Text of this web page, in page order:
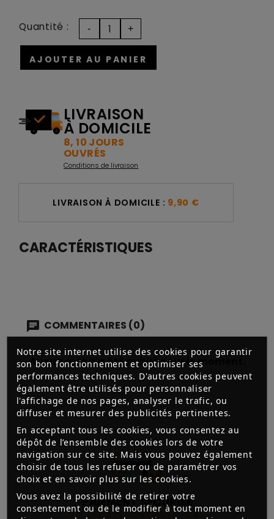
Notre site internet utilise des cookies pour garantir
son bon fonctionnement et optimiser ses
performances techniques. D'autres cookies peuvent
également être utilisés pour personnaliser
l'affichage de nos pages, analyser le trafic, ou
diffuser et mesurer des publicités pertinentes.
En acceptant tous les cookies, vous consentez au
dépôt de l’ensemble des cookies lors de votre
navigation sur ce site. Mais vous pouvez également
choisir de tous les refuser ou de paramétrer vos
choix et en savoir plus sur les cookies.
Vous avez la possibilité de retirer votre
consentement ou de le modifier à tout moment en
AJOUTER AU PANIER
Quantité :
LIVRAISON
À DOMICILE
8, 10 JOURS
OUVRÉS
Conditions de livraison
LIVRAISON À DOMICILE : 9,90 €
CARACTÉRISTIQUES
COMMENTAIRES (0)
Aucun avis n'a été publié pour le moment.
PAIEMENT SÉCURISÉ
3D SECURE, CHÈQUES, CB,